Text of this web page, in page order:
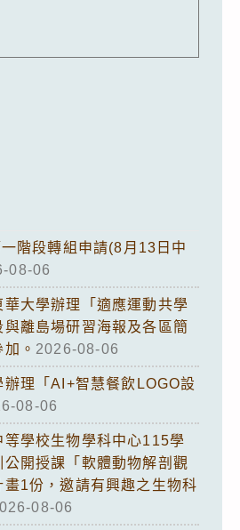
階段轉組申請(8月13日中
08-06
大學辦理「適應運動共學
離島場研習海報及各區簡
。 2026-08-06
辦理「AI+智慧餐飲LOGO設
08-06
等學校生物學科中心115學
開授課「軟體動物解剖觀
畫1份，邀請有興趣之生物科
08-06